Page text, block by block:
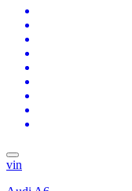
vin